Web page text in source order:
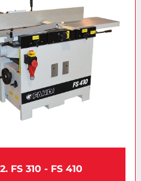
2. FS 310 - FS 410